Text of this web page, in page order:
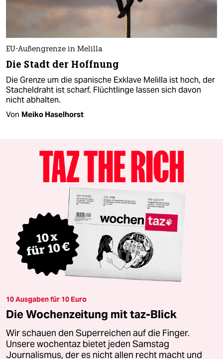
EU-Außengrenze in Melilla
Die Stadt der Hoffnung
Die Grenze um die spanische Exklave Melilla ist hoch, der
Stacheldraht ist scharf. Flüchtlinge lassen sich davon
nicht abhalten.
Von Meiko Haselhorst
10 Ausgaben für 10 Euro
Die Wochenzeitung mit taz-Blick
Wir schauen den Superreichen auf die Finger.
Unsere wochentaz bietet jeden Samstag
Journalismus, der es nicht allen recht macht und